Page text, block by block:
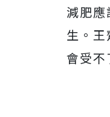
減肥
生。
會受不